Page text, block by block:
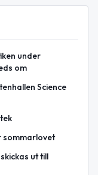
under
om
Science
sommarlovet
ut till